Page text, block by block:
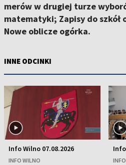
merów w drugiej turze
matematyki; Zapisy do szkół
Nowe oblicze ogórka.
INNE ODCINKI
Info Wilno 07.08.2026
INFO WILNO